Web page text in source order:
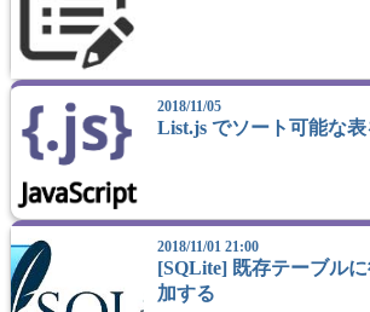
2018/11/05
List.js でソート可能な
2018/11/01 21:00
[SQLite] 既存テーブル
加する